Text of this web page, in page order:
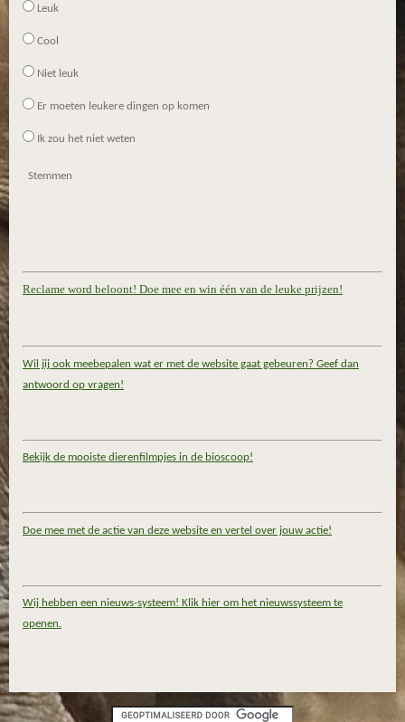
Leuk
Cool
Niet leuk
Er moeten leukere dingen op komen
Ik zou het niet weten
Stemmen
Reclame word beloont! Doe mee en win één van de leuke prijzen!
Wil jij ook meebepalen wat er met de website gaat gebeuren? Geef dan
antwoord op vragen!
Bekijk de mooiste dierenfilmpjes in de bioscoop!
Doe mee met de actie van deze website en vertel over jouw actie!
Wij hebben een nieuws-systeem! Klik hier om het nieuwssysteem te
openen.